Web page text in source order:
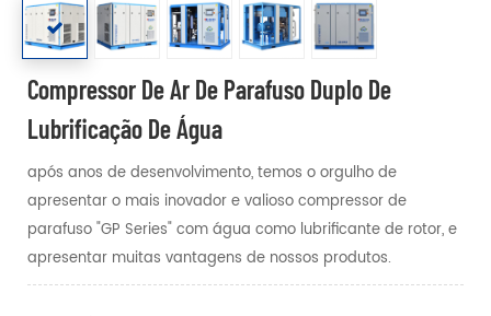
Compressor De Ar De Parafuso Duplo De
Lubrificação De Água
após anos de desenvolvimento, temos o orgulho de
apresentar o mais inovador e valioso compressor de
parafuso "GP Series" com água como lubrificante de rotor, e
apresentar muitas vantagens de nossos produtos.